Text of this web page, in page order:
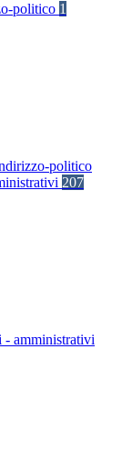
politico 1
politico
207
- amministrativi